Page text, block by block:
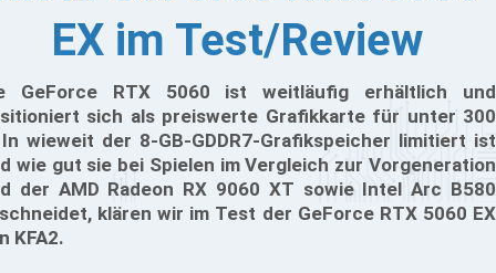
EX im Test/Review
GeForce RTX 5060 ist weitläufig erhältlich und
sich als preiswerte Grafikkarte für unter 300
wieweit der 8-GB-GDDR7-Grafikspeicher limitiert ist
wie gut sie bei Spielen im Vergleich zur Vorgeneration
der AMD Radeon RX 9060 XT sowie Intel Arc B580
klären wir im Test der GeForce RTX 5060 EX
KFA2.